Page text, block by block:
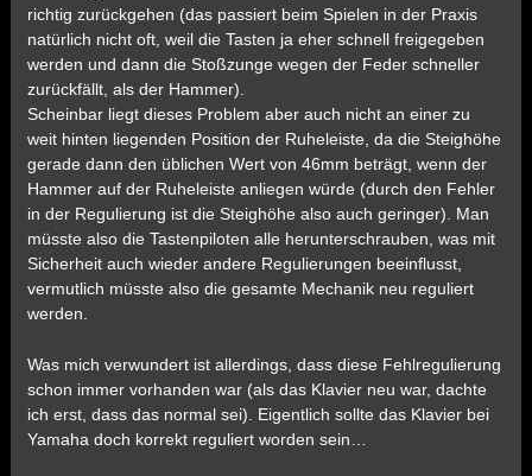
richtig zurückgehen (das passiert beim Spielen in der Praxis
natürlich nicht oft, weil die Tasten ja eher schnell freigegeben
werden und dann die Stoßzunge wegen der Feder schneller
zurückfällt, als der Hammer).
Scheinbar liegt dieses Problem aber auch nicht an einer zu
weit hinten liegenden Position der Ruheleiste, da die Steighöhe
gerade dann den üblichen Wert von 46mm beträgt, wenn der
Hammer auf der Ruheleiste anliegen würde (durch den Fehler
in der Regulierung ist die Steighöhe also auch geringer). Man
müsste also die Tastenpiloten alle herunterschrauben, was mit
Sicherheit auch wieder andere Regulierungen beeinflusst,
vermutlich müsste also die gesamte Mechanik neu reguliert
werden.
Was mich verwundert ist allerdings, dass diese Fehlregulierung
schon immer vorhanden war (als das Klavier neu war, dachte
ich erst, dass das normal sei). Eigentlich sollte das Klavier bei
Yamaha doch korrekt reguliert worden sein…